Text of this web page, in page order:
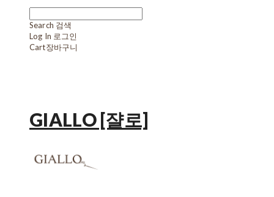
Search 검색
Log In 로그인
Cart장바구니
GIALLO [쟐로]